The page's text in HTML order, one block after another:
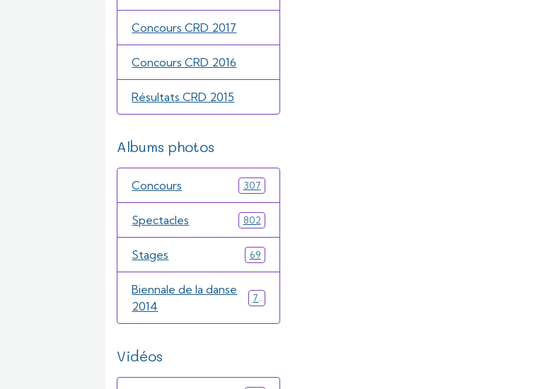
Concours CRD 2017
Concours CRD 2016
Résultats CRD 2015
Albums photos
Concours 307
Spectacles 802
Stages 69
Biennale de la danse
2014
71
Vidéos